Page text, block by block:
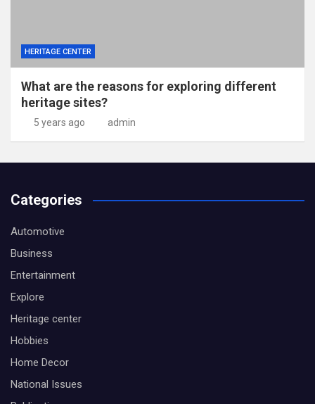
HERITAGE CENTER
What are the reasons for exploring different
heritage sites?
5 years ago admin
Categories
Automotive
Business
Entertainment
Explore
Heritage center
Hobbies
Home Decor
National Issues